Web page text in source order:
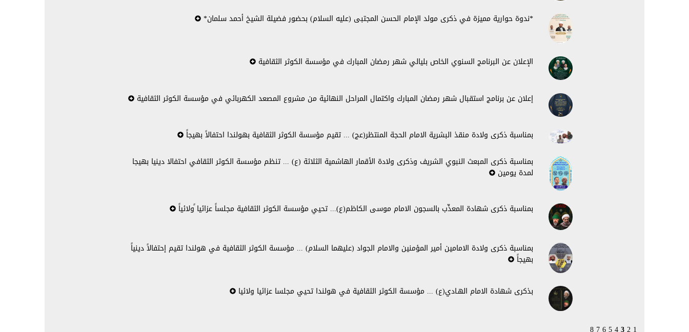
*ندوة حوارية مميزة في ذكرى مولد الإمام الحسن المجتبى (عليه السلام) بحضور فضيلة الشيخ أحمد سلمان*
الإعلان عن البرنامج السنوي الخاص بليالي شهر رمضان المبارك في مؤسسة الكوثر الثقافية
إعلان عن برنامج استقبال شهر رمضان المبارك واكتمال المراحل النهائية من مشروع المصعد الكهربائي في مؤسسة الكوثر الثقافية
بمناسبة ذكرى ولادة منقذ البشرية الامام الحجة المنتظر(عج) ... تقيم مؤسسة الكوثر الثقافية بهولندا احتفالاً بهيجاً
بمناسبة ذكرى المبعث النبوي الشريف وذكرى ولادة الأقمار الهاشمية الثلاثة (ع) ... تنظم مؤسسة الكوثر الثقافي احتفالا دينيا بهيجا
لمدة يومين
بمناسبة ذكرى شهادة المعذّب بالسجون الامام موسى الكاظم(ع)... تحيي مؤسسة الكوثر الثقافية مجلساً عزائيا ًولائياً
بمناسبة ذكرى ولادة الامامين أمير المؤمنين والامام الجواد (عليهما السلام) ... مؤسسة الكوثر الثقافية في هولندا تقيم إحتفالاً دينياً
بهيجاً
بذكرى شهادة الامام الهـادي(ع) ... مؤسسة الكوثر الثقافية في هولندا تحيي مجلسا عزائيا ولائيا